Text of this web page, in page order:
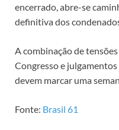
encerrado, abre-se
definitiva dos
A combinação de
Congresso e
devem marcar uma
Fonte: Brasil 61